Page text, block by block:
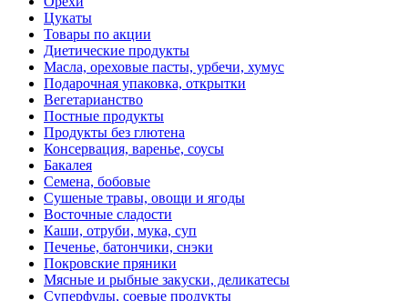
Цукаты
Товары по акции
Диетические продукты
Масла, ореховые пасты, урбечи, хумус
Подарочная упаковка, открытки
Вегетарианство
Постные продукты
Продукты без глютена
Консервация, варенье, соусы
Бакалея
Семена, бобовые
Сушеные травы, овощи и ягоды
Восточные сладости
Каши, отруби, мука, суп
Печенье, батончики, снэки
Покровские пряники
Мясные и рыбные закуски, деликатесы
Суперфуды, соевые продукты